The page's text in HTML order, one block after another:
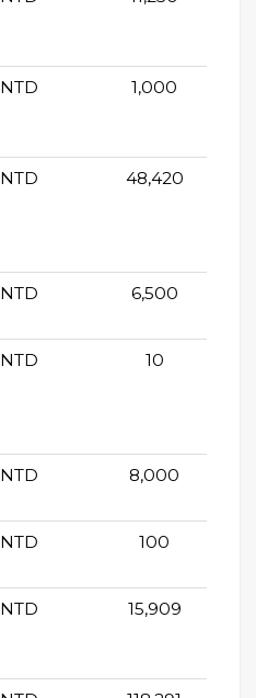
NTD 1,000
NTD 48,420
NTD 6,500
NTD 10
NTD 8,000
NTD 100
NTD 15,909